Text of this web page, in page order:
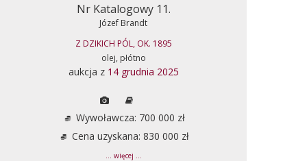
Nr Katalogowy 11.
Józef Brandt
Z DZIKICH PÓL, OK. 1895
olej, płótno
aukcja z 14 grudnia 2025
Wywoławcza: 700 000 zł
Cena uzyskana: 830 000 zł
... więcej ...